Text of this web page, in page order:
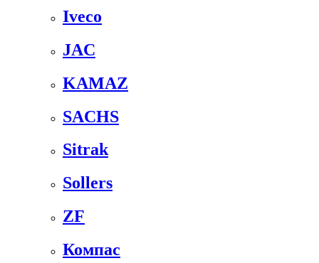
Iveco
JAC
KAMAZ
SACHS
Sitrak
Sollers
ZF
Компас